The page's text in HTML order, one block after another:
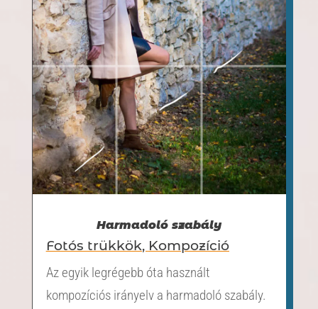
Harmadoló szabály
Fotós trükkök, Kompozíció
Az egyik legrégebb óta használt
kompozíciós irányelv a harmadoló szabály.